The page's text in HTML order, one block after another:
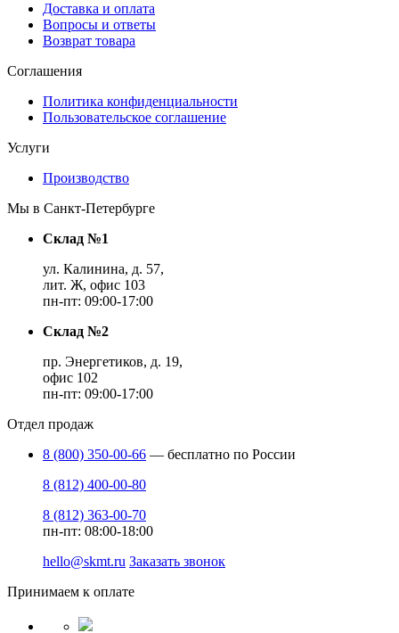
Доставка и оплата
Вопросы и ответы
Возврат товара
Соглашения
Политика конфиденциальности
Пользовательское соглашение
Услуги
Производство
Мы в Санкт-Петербурге
Склад №1
ул. Калинина, д. 57,
лит. Ж, офис 103
пн-пт: 09:00-17:00
Склад №2
пр. Энергетиков, д. 19,
офис 102
пн-пт: 09:00-17:00
Отдел продаж
8 (800) 350-00-66 — бесплатно по России
8 (812) 400-00-80
8 (812) 363-00-70
пн-пт: 08:00-18:00
hello@skmt.ru Заказать звонок
Принимаем к оплате